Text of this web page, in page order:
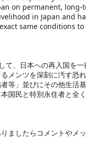
on permanent,
in Japan and
same conditions
て、日本への再入国を
メンツを深刻に汚す恐
等」並びにその他生
国民と特別永住者と全